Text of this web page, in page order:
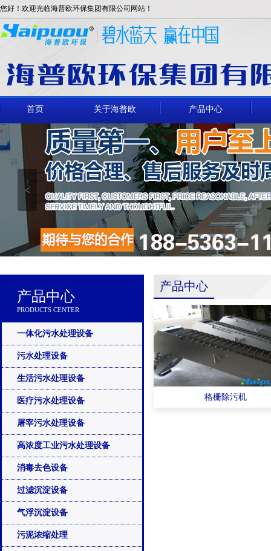
您好！欢迎光临海普欧环保集团有限公司网站！
首页 关于海普欧 产品中心
<
产品中心
PRODUCTS CENTER
一体化污水处理设备
污水处理设备
生活污水处理设备
医疗污水处理设备
屠宰污水处理设备
高浓度工业污水处理设备
消毒去色设备
过滤沉淀设备
气浮沉淀设备
污泥浓缩处理
产品中心
格栅除污机